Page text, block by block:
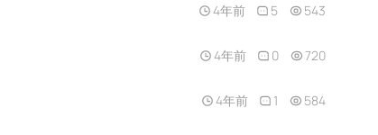
4年前 5 543
4年前 0 720
4年前 1 584